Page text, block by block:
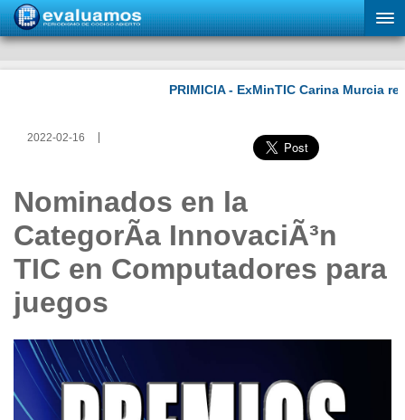
2022-02-16
Nominados en la
CategorÃ­a InnovaciÃ³n
TIC en Computadores para
juegos